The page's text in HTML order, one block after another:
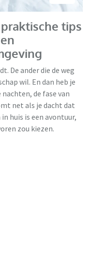
tips
De ander die de weg
wil. En dan heb je
de fase van
net als je dacht dat
huis is een avontuur,
zou kiezen.